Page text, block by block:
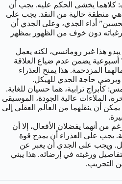
كلاهما يخشى الحكم عليه. يجب أن
هي منطقة خالية من النقد. يجب على
أداء الجدي، وعلى الجدي أن
رغباته دون خوف من الظهور بمظهر
هذا غير رومانسي، لكنه يعمل
أسبوعية يضمن عدم ضياع العلاقة
المزدحمة. هذا يمنح العذراء
ويرضي حاجة الجدي للهيكل.
كأبراج ترابية، هما حسيان للغاية.
الملاءات عالية الجودة، الموسيقى
يمكن أن ينقلهما من العالم العقلي إلى
من أنهما يفضلان الأفعال، إلا أن
يجب على العذراء أن يمدح قوة
ويجب على الجدي أن يعبر عن
ورغبته في إرضائه. هذا يبني
التجريب.